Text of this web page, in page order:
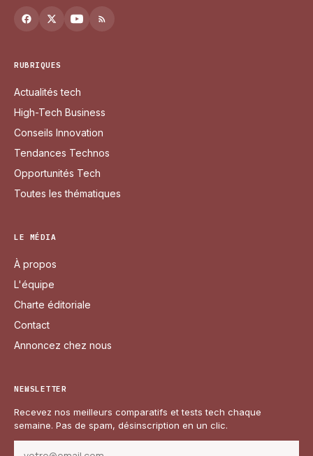
RUBRIQUES
Actualités tech
High-Tech Business
Conseils Innovation
Tendances Technos
Opportunités Tech
Toutes les thématiques
LE MÉDIA
À propos
L'équipe
Charte éditoriale
Contact
Annoncez chez nous
NEWSLETTER
Recevez nos meilleurs comparatifs et tests tech chaque
semaine. Pas de spam, désinscription en un clic.